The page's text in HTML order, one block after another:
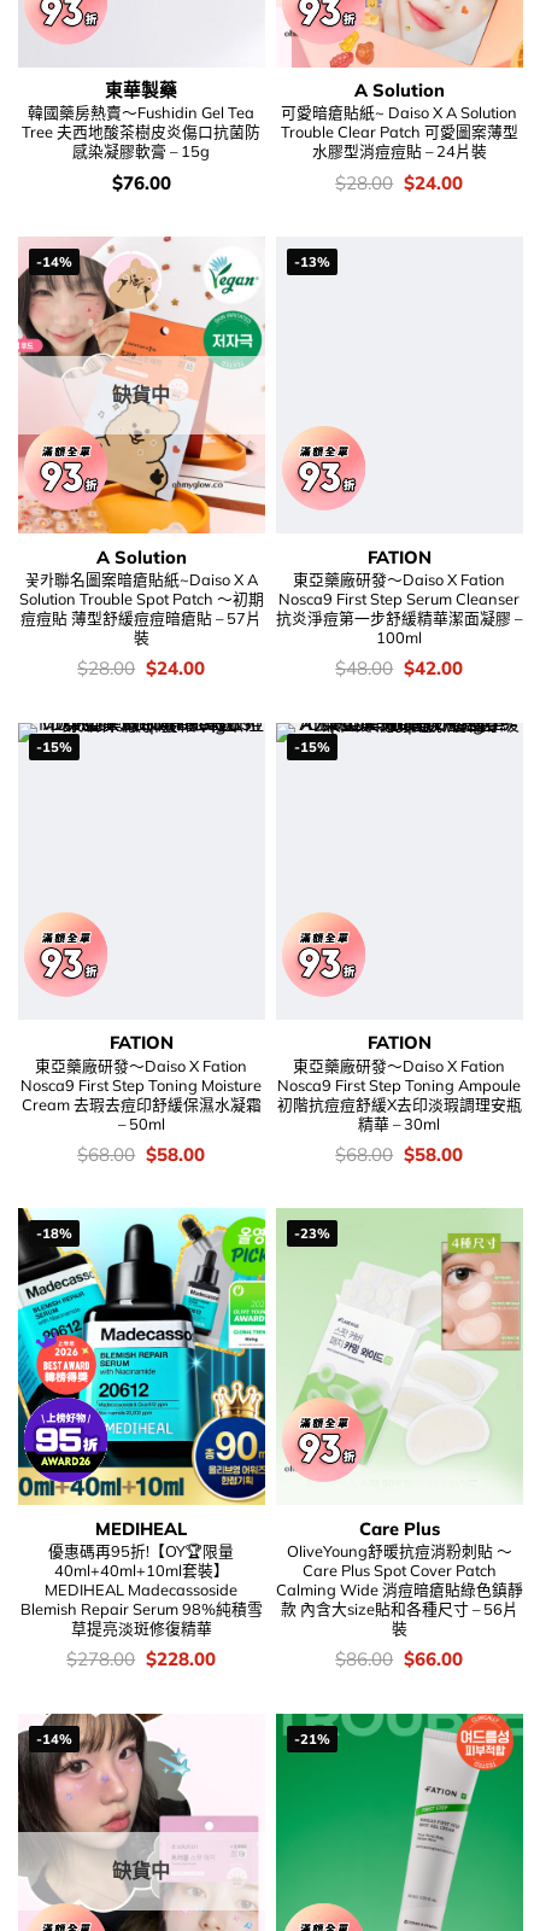
東華製藥
韓國藥房熱賣～Fushidin Gel Tea
Tree 夫西地酸茶樹皮炎傷口抗菌防
感染凝膠軟膏 – 15g
價
錢：
$76.00
A Solution
可愛暗瘡貼紙~ Daiso X A Solution
Trouble Clear Patch 可愛圖案薄型
水膠型消痘痘貼 – 24片裝
價
錢：
$28.00 Original
price
$24.00Current
-14%
缺貨中
A Solution
꽃카聯名圖案暗瘡貼紙~Daiso X A
Solution Trouble Spot Patch ～初期
痘痘貼 薄型舒緩痘痘暗瘡貼 – 57片
裝
價
$28.00 Original
$28.00.
$24.00Current
$24.00.
-13%
FATION
東亞藥廠研發～Daiso X Fation
Nosca9 First Step Serum Cleanser
抗炎淨痘第一步舒緩精華潔面凝膠 –
100ml
價
$48.00 Original
$48.00.
$42.00Current
$42.00.
-15%
FATION
東亞藥廠研發～Daiso X Fation
Nosca9 First Step Toning Moisture
Cream 去瑕去痘印舒緩保濕水凝霜
– 50ml
價
錢：
$68.00 Original
price
$68.00.
$58.00Current
$58.00.
-15%
FATION
東亞藥廠研發～Daiso X Fation
Nosca9 First Step Toning Ampoule
初階抗痘痘舒緩X去印淡瑕調理安瓶
精華 – 30ml
價
錢：
$68.00 Original
price
$68.00.
$58.00Current
$58.00.
-18%
MEDIHEAL
優惠碼再95折!【OY🏆限量
40ml+40ml+10ml套裝】
MEDIHEAL Madecassoside
Blemish Repair Serum 98%純積雪
草提亮淡斑修復精華
價
$278.00 Original
$278.00.
$228.00Current
$228.00.
-23%
Care Plus
OliveYoung舒暖抗痘消粉刺貼 ～
Care Plus Spot Cover Patch
Calming Wide 消痘暗瘡貼綠色鎮靜
款 內含大size貼和各種尺寸 – 56片
裝
價
$86.00 Original
$86.00.
$66.00Current
$66.00.
-14%
缺貨中
-21%